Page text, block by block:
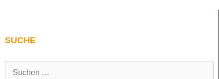
SUCHE